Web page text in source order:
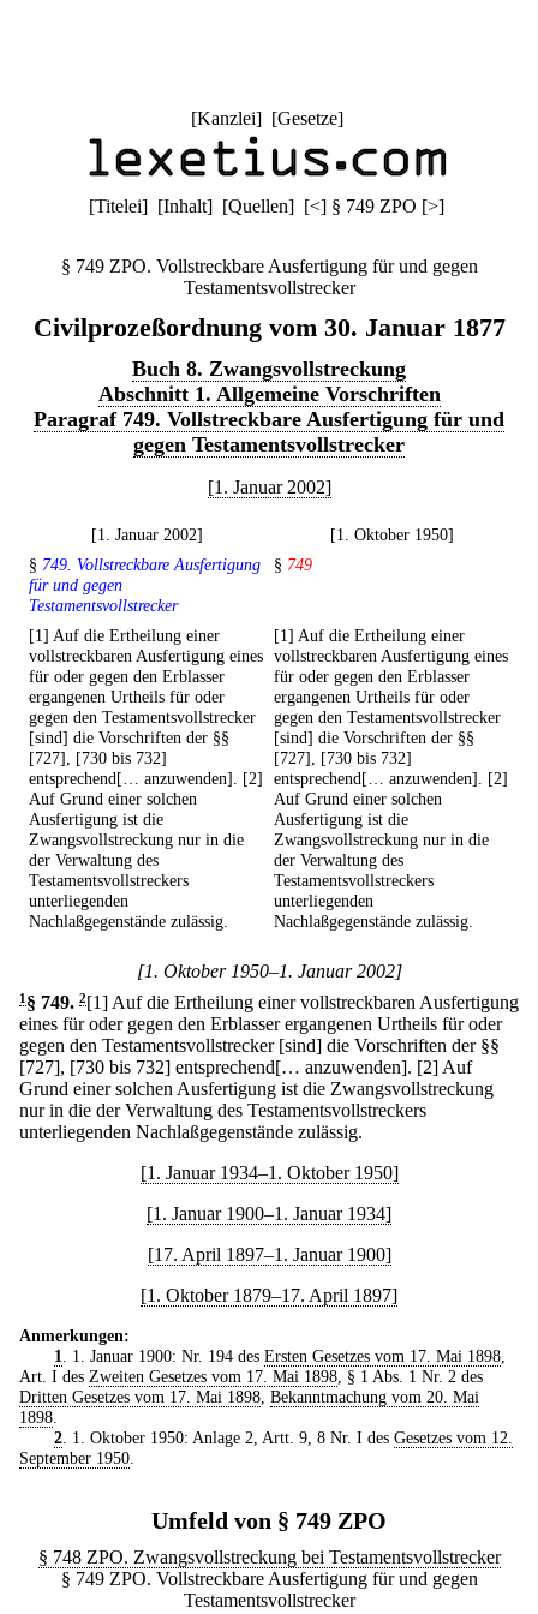
[Kanzlei] [Gesetze]
[Titelei] [Inhalt] [Quellen] [<] § 749 ZPO [>]
§ 749 ZPO. Vollstreckbare Ausfertigung für und gegen
Testamentsvollstrecker
Civilprozeßordnung vom 30. Januar 1877
Buch 8. Zwangsvollstreckung
Abschnitt 1. Allgemeine Vorschriften
Paragraf 749. Vollstreckbare Ausfertigung für und
gegen Testamentsvollstrecker
[1. Januar 2002]
[1. Januar 2002]
[1. Oktober 1950]
§ 749. Vollstreckbare Ausfertigung
für und gegen
Testamentsvollstrecker
§ 749
[1] Auf die Ertheilung einer
vollstreckbaren Ausfertigung eines
für oder gegen den Erblasser
ergangenen Urtheils für oder
gegen den Testamentsvollstrecker
[sind] die Vorschriften der §§
[727], [730 bis 732]
entsprechend[… anzuwenden]. [2]
Auf Grund einer solchen
Ausfertigung ist die
Zwangsvollstreckung nur in die
der Verwaltung des
Testamentsvollstreckers
unterliegenden
Nachlaßgegenstände zulässig.
[1] Auf die Ertheilung einer
vollstreckbaren Ausfertigung eines
für oder gegen den Erblasser
ergangenen Urtheils für oder
gegen den Testamentsvollstrecker
[sind] die Vorschriften der §§
[727], [730 bis 732]
entsprechend[… anzuwenden]. [2]
Auf Grund einer solchen
Ausfertigung ist die
Zwangsvollstreckung nur in die
der Verwaltung des
Testamentsvollstreckers
unterliegenden
Nachlaßgegenstände zulässig.
[1. Oktober 1950–1. Januar 2002]
1§ 749. 2[1] Auf die Ertheilung einer vollstreckbaren Ausfertigung
eines für oder gegen den Erblasser ergangenen Urtheils für oder
gegen den Testamentsvollstrecker [sind] die Vorschriften der §§
[727], [730 bis 732] entsprechend[… anzuwenden]. [2] Auf
Grund einer solchen Ausfertigung ist die Zwangsvollstreckung
nur in die der Verwaltung des Testamentsvollstreckers
unterliegenden Nachlaßgegenstände zulässig.
[1. Januar 1934–1. Oktober 1950]
[1. Januar 1900–1. Januar 1934]
[17. April 1897–1. Januar 1900]
[1. Oktober 1879–17. April 1897]
Anmerkungen:
1. 1. Januar 1900: Nr. 194 des Ersten Gesetzes vom 17. Mai 1898,
Art. I des Zweiten Gesetzes vom 17. Mai 1898, § 1 Abs. 1 Nr. 2 des
Dritten Gesetzes vom 17. Mai 1898, Bekanntmachung vom 20. Mai
1898.
2. 1. Oktober 1950: Anlage 2, Artt. 9, 8 Nr. I des Gesetzes vom 12.
September 1950.
Umfeld von § 749 ZPO
§ 748 ZPO. Zwangsvollstreckung bei Testamentsvollstrecker
§ 749 ZPO. Vollstreckbare Ausfertigung für und gegen
Testamentsvollstrecker